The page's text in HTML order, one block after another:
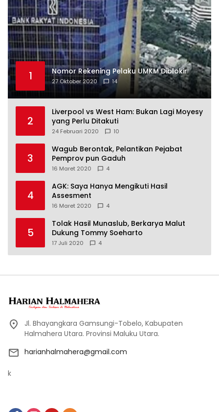
1 Nomor Rekening Pelaku UMKM Diblokir
27 Oktober 2020 14
2
Liverpool vs West Ham: Bukan Lagi Moyesy
yang Perlu Ditakuti
24 Februari 2020 10
3
Wagub Berontak, Pelantikan Pejabat
Pemprov pun Gaduh
16 Maret 2020 4
4
AGK: Saya Hanya Mengikuti Hasil
Assesment
16 Maret 2020 4
5
Tolak Hasil Munaslub, Berkarya Malut
Dukung Tommy Soeharto
17 Juli 2020 4
Jl. Bhayangkara Gamsungi-Tobelo, Kabupaten
Halmahera Utara. Provinsi Maluku Utara.
harianhalmahera@gmail.com
k